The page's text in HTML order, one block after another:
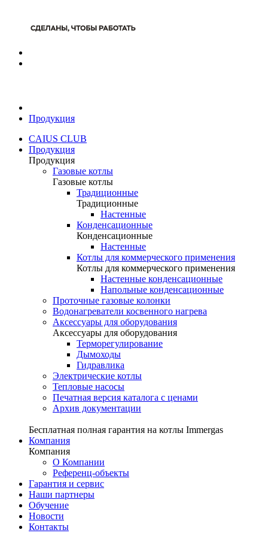
Продукция
CAIUS CLUB
Продукция
Продукция
Газовые котлы
Газовые котлы
Традиционные
Традиционные
Настенные
Конденсационные
Конденсационные
Настенные
Котлы для коммерческого применения
Котлы для коммерческого применения
Настенные конденсационные
Напольные конденсационные
Проточные газовые колонки
Водонагреватели косвенного нагрева
Аксессуары для оборудования
Аксессуары для оборудования
Терморегулирование
Дымоходы
Гидравлика
Электрические котлы
Тепловые насосы
Печатная версия каталога с ценами
Архив документации
Бесплатная полная гарантия на котлы Immergas
Компания
Компания
О Компании
Референц-объекты
Гарантия и сервис
Наши партнеры
Обучение
Новости
Контакты